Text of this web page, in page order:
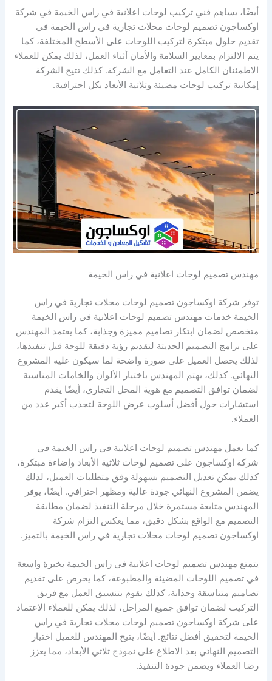
أيضًا، يساهم فني تركيب لوحات اعلانية في راس الخيمة في شركة
اوكساجون تصميم لوحات محلات تجارية في راس الخيمة في
تقديم حلول مبتكرة لتركيب اللوحات على الأسطح المختلفة، كما
يتم الالتزام بمعايير السلامة والأمان أثناء العمل، لذلك يمكن للعملاء
الاطمئنان الكامل عند التعامل مع الشركة. كذلك تتيح الشركة
إمكانية تركيب لوحات مضيئة وثلاثية الأبعاد بكل احترافية.
مهندس تصميم لوحات اعلانية في راس الخيمة
توفر شركة اوكساجون تصميم لوحات محلات تجارية في راس
الخيمة خدمات مهندس تصميم لوحات اعلانية في راس الخيمة
متخصص لضمان ابتكار تصاميم مميزة وجذابة، كما يعتمد المهندس
على برامج التصميم الحديثة لتقديم رؤية دقيقة للوحة قبل تنفيذها،
لذلك يحصل العميل على صورة واضحة لما سيكون عليه المشروع
النهائي. كذلك، يهتم المهندس باختيار الألوان والخامات المناسبة
لضمان توافق التصميم مع هوية المحل التجاري، أيضًا يقدم
استشارات حول أفضل أسلوب عرض اللوحة لتجذب أكبر عدد من
العملاء.
كما يعمل مهندس تصميم لوحات اعلانية في راس الخيمة في
شركة اوكساجون على تصميم لوحات ثلاثية الأبعاد وإضاءة مبتكرة،
كذلك يمكن تعديل التصميم بسهولة وفق متطلبات العميل، لذلك
يضمن المشروع النهائي جودة عالية ومظهر احترافي. أيضًا، يوفر
المهندس متابعة مستمرة خلال مرحلة التنفيذ لضمان مطابقة
التصميم مع الواقع بشكل دقيق، مما يعكس التزام شركة
اوكساجون تصميم لوحات محلات تجارية في راس الخيمة بالتميز.
يتمتع مهندس تصميم لوحات اعلانية في راس الخيمة بخبرة واسعة
في تصميم اللوحات المضيئة والمطبوعة، كما يحرص على تقديم
تصاميم متناسقة وجذابة، كذلك يقوم بتنسيق العمل مع فريق
التركيب لضمان توافق جميع المراحل، لذلك يمكن للعملاء الاعتماد
على شركة اوكساجون تصميم لوحات محلات تجارية في راس
الخيمة لتحقيق أفضل نتائج. أيضًا، يتيح المهندس للعميل اختيار
التصميم النهائي بعد الاطلاع على نموذج ثلاثي الأبعاد، مما يعزز
رضا العملاء ويضمن جودة التنفيذ.